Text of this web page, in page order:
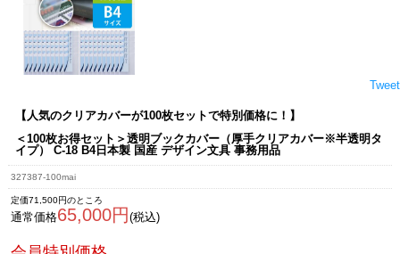
Tweet
【人気のクリアカバーが100枚セットで特別価格に！】
＜100枚お得セット＞透明ブックカバー（厚手クリアカバー※半透明タ
イプ） C-18 B4日本製 国産 デザイン文具 事務用品
327387-100mai
定価71,500円のところ
通常価格65,000円 (税込)